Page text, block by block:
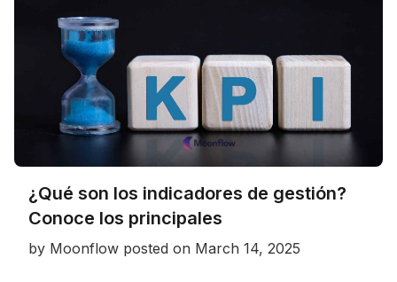
¿Qué son los indicadores de gestión?
Conoce los principales
by Moonflow posted on March 14, 2025